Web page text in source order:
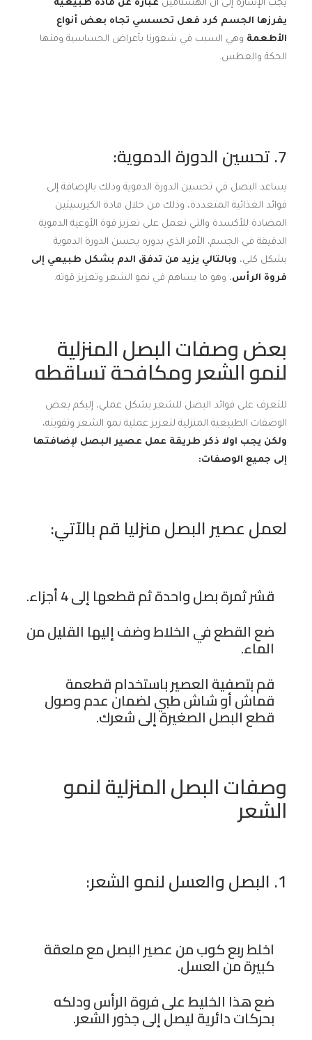
يجب الإشارة إلى أن الهستامين عبارة عن مادة طبيعية
يفرزها الجسم كرد فعل تحسسي تجاه بعض أنواع
الأطعمة وهي السبب في شعورنا بأعراض الحساسية ومنها
الحكة والعطس.
7. تحسين الدورة الدموية:
يساعد البصل في تحسين الدورة الدموية وذلك بالإضافة إلى
فوائد الغذائية المتعددة، وذلك من خلال مادة الكيرسيتين
المضادة للأكسدة والتي تعمل على تعزيز قوة الأوعية الدموية
الدقيقة في الجسم، الأمر الذي بدوره يحسن الدورة الدموية
بشكل كلي، وبالتالي يزيد من تدفق الدم بشكل طبيعي إلى
فروة الرأس، وهو ما يساهم في نمو الشعر وتعزيز قوته.
بعض وصفات البصل المنزلية
لنمو الشعر ومكافحة تساقطه
للتعرف على فوائد البصل للشعر بشكل عملي، إليكم بعض
الوصفات الطبيعية المنزلية لتعزيز عملية نمو الشعر وتقويته،
ولكن يجب اولا ذكر طريقة عمل عصير البصل لإضافتها
إلى جميع الوصفات:
لعمل عصير البصل منزليا قم بالآتي:
قشر ثمرة بصل واحدة ثم قطعها إلى 4 أجزاء.
ضع القطع في الخلاط وضف إليها القليل من
الماء.
قم بتصفية العصير باستخدام قطعمة
قماش أو شاش طبي لضمان عدم وصول
قطع البصل الصغيرة إلى شعرك.
وصفات البصل المنزلية لنمو
الشعر
1. البصل والعسل لنمو الشعر:
اخلط ربع كوب من عصير البصل مع ملعقة
كبيرة من العسل.
ضع هذا الخليط على فروة الرأس ودلكه
بحركات دائرية ليصل إلى جذور الشعر.